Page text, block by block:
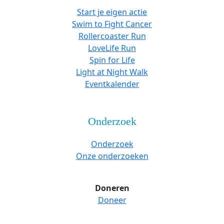
Start je eigen actie
Swim to Fight Cancer
Rollercoaster Run
LoveLife Run
Spin for Life
Light at Night Walk
Eventkalender
Onderzoek
Onderzoek
Onze onderzoeken
Doneren
Doneer